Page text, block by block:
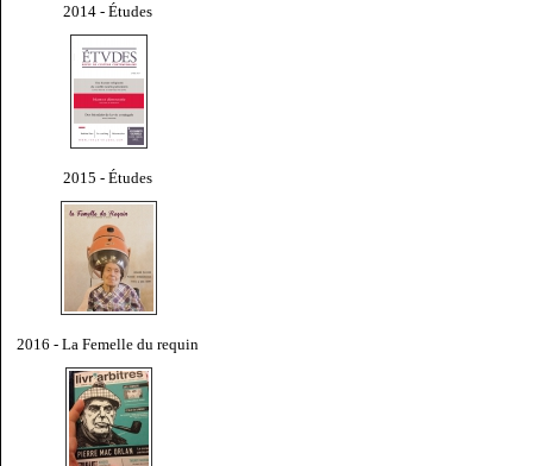
2014 - Études
2015 - Études
2016 - La Femelle du requin